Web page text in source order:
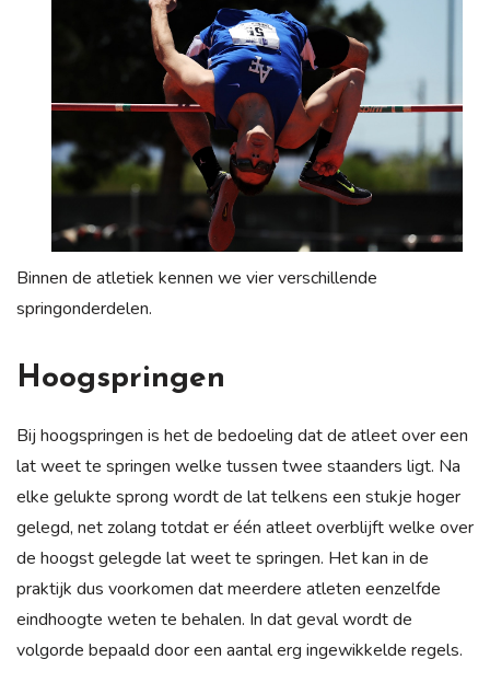
Binnen de atletiek kennen we vier verschillende
springonderdelen.
Hoogspringen
Bij hoogspringen is het de bedoeling dat de atleet over een
lat weet te springen welke tussen twee staanders ligt. Na
elke gelukte sprong wordt de lat telkens een stukje hoger
gelegd, net zolang totdat er één atleet overblijft welke over
de hoogst gelegde lat weet te springen. Het kan in de
praktijk dus voorkomen dat meerdere atleten eenzelfde
eindhoogte weten te behalen. In dat geval wordt de
volgorde bepaald door een aantal erg ingewikkelde regels.